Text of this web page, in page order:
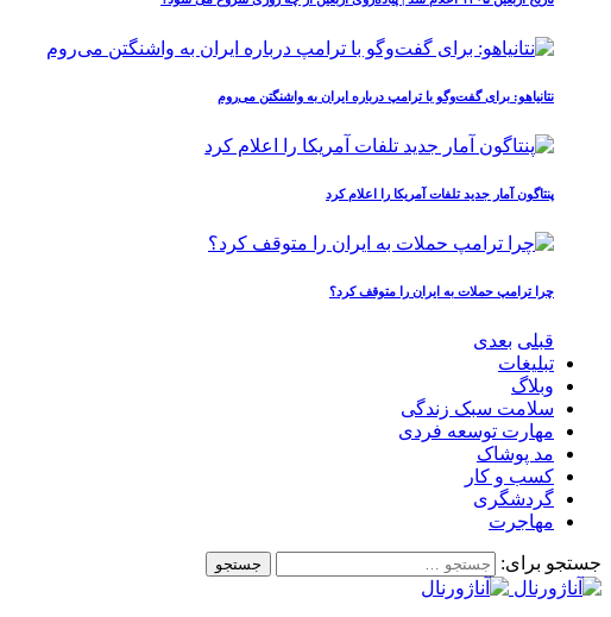
نتانیاهو: برای گفت‌وگو با ترامپ درباره ایران به واشنگتن می‌روم
پنتاگون آمار جدید تلفات آمریکا را اعلام کرد
چرا ترامپ حملات به ایران را متوقف کرد؟
قبلی بعدی
تبلیغات
وبلاگ
سلامت سبک زندگی
مهارت توسعه فردی
مد پوشاک
کسب و کار
گردشگری
مهاجرت
جستجو برای: